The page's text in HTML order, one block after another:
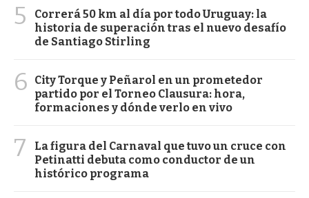
5
Correrá 50 km al día por todo Uruguay: la
historia de superación tras el nuevo desafío
de Santiago Stirling
6
City Torque y Peñarol en un prometedor
partido por el Torneo Clausura: hora,
formaciones y dónde verlo en vivo
7
La figura del Carnaval que tuvo un cruce con
Petinatti debuta como conductor de un
histórico programa